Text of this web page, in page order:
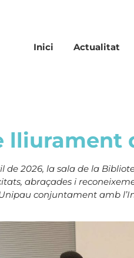
Inici Actualitat
lliurament
de 2026, la sala de la
abraçades i
conjuntament amb